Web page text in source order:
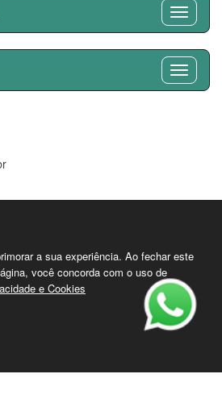
–Admin
a sua experiência. Ao fechar este
você concorda com o uso de
e Cookies